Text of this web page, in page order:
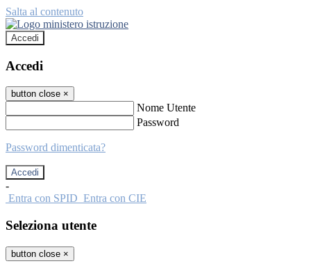
Salta al contenuto
Accedi
Accedi
button close ×
Nome Utente
Password
Password dimenticata?
-
Entra con SPID Entra con CIE
Seleziona utente
button close ×